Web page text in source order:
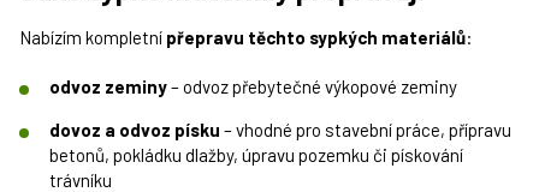
Nabízím kompletní přepravu těchto sypkých materiálů:
odvoz zeminy– odvoz přebytečné výkopové zeminy
dovoz a odvoz písku – vhodné pro stavební práce, přípravu
betonů, pokládku dlažby, úpravu pozemku či pískování
trávníku